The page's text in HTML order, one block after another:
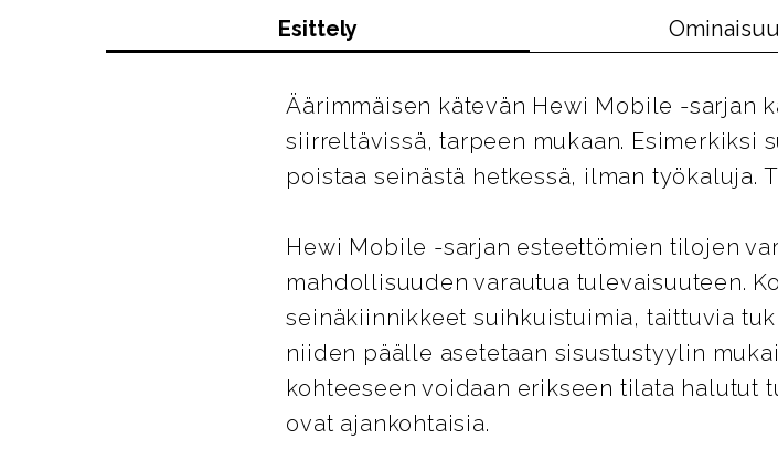
Esittely
Äärimmäisen kätevän Hewi Mobile -sarjan
siirreltävissä, tarpeen mukaan. Esimerkiksi
poistaa seinästä hetkessä, ilman työkaluja.
Hewi Mobile -sarjan esteettömien tilojen
mahdollisuuden varautua tulevaisuuteen.
seinäkiinnikkeet suihkuistuimia, taittuvia
niiden päälle asetetaan sisustustyylin
kohteeseen voidaan erikseen tilata halutut
ovat ajankohtaisia.